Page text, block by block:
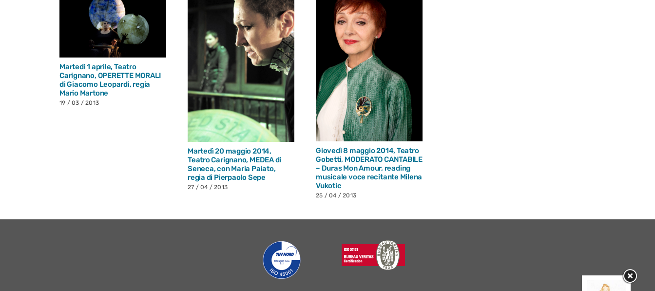
Martedì 1 aprile, Teatro
Carignano, OPERETTE MORALI
di Giacomo Leopardi, regia
Mario Martone
19 / 03 / 2013
Martedì 20 maggio 2014,
Teatro Carignano, MEDEA di
Seneca, con Maria Paiato,
regia di Pierpaolo Sepe
27 / 04 / 2013
Giovedì 8 maggio 2014, Teatro
Gobetti, MODERATO CANTABILE
– Duras Mon Amour, reading
musicale voce recitante Milena
Vukotic
25 / 04 / 2013